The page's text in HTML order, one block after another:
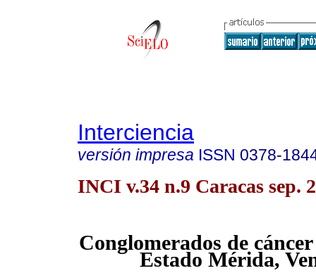
Interciencia
versión impresa ISSN 0378-
INCI v.34 n.9 Caracas sep.
Conglomerados de
Estado Mérida,